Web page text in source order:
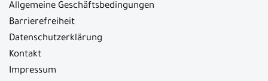
Allgemeine Geschäftsbedingungen
Barrierefreiheit
Datenschutzerklärung
Kontakt
Impressum